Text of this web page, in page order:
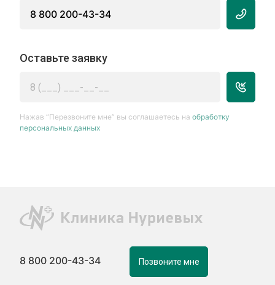
8 800 200-43-34
Оставьте заявку
Нажав “Перезвоните мне” вы соглашаетесь наобработку
персональных данных
8 800 200-43-34 Позвоните мне